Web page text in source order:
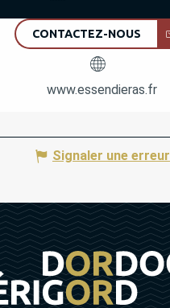
CONTACTEZ-NOUS
www.essendieras.fr
Signaler une erreur